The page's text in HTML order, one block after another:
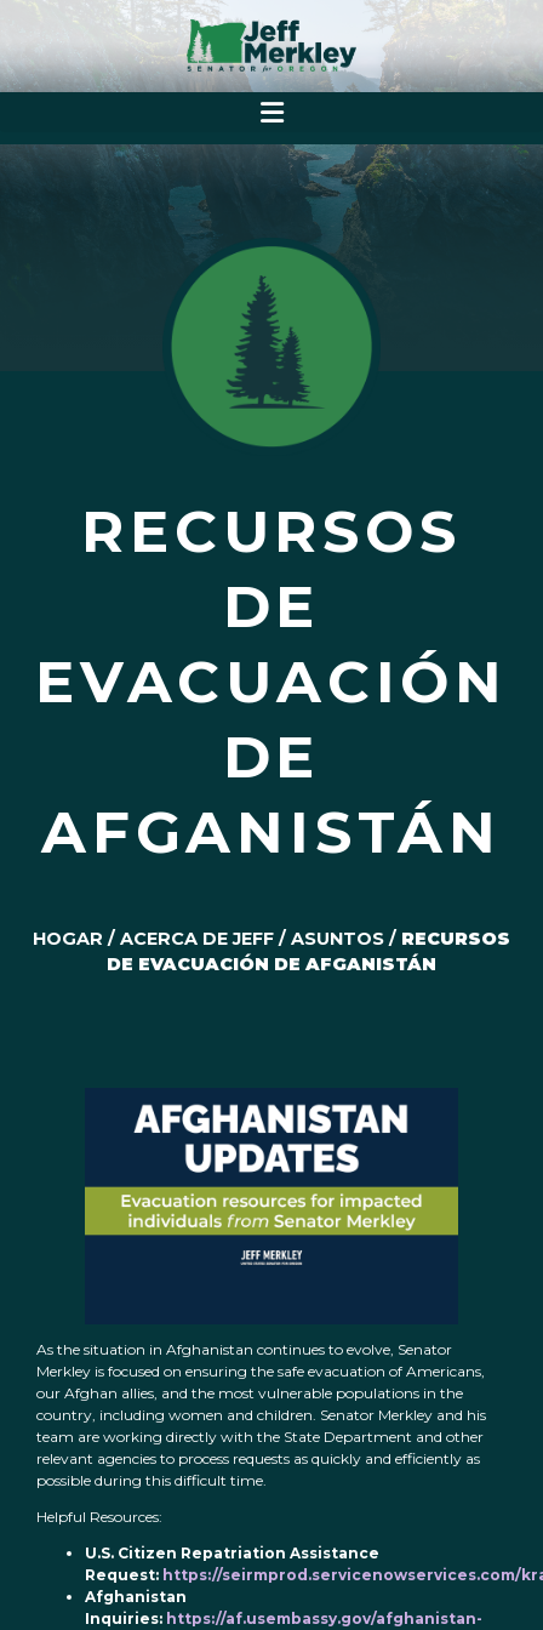
RECURSOS
DE
EVACUACIÓN
DE
AFGANISTÁN
HOGAR / ACERCA DE JEFF / ASUNTOS / RECURSOS
DE EVACUACIÓN DE AFGANISTÁN
As the situation in Afghanistan continues to evolve, Senator
Merkley is focused on ensuring the safe evacuation of Americans,
our Afghan allies, and the most vulnerable populations in the
country, including women and children. Senator Merkley and his
team are working directly with the State Department and other
relevant agencies to process requests as quickly and efficiently as
possible during this difficult time.
Helpful Resources:
U.S. Citizen Repatriation Assistance
Request: https://seirmprod.servicenowservices.com/
Afghanistan
Inquiries: https://af.usembassy.gov/afghanistan-